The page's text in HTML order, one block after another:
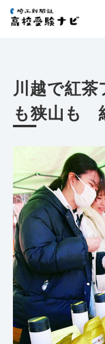
川越で紅
も狭山も